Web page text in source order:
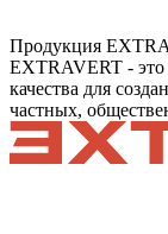
Продукция
EXTRAVERT - это
качества для
частных,